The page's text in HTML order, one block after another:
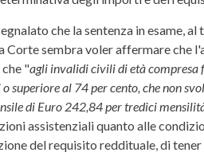
che la sentenza in esame,
Corte sembra voler affermare che
"agli invalidi civili di età compresa
superiore al 74 per cento, che non
di Euro 242,84 per tredici
assistenziali quanto alle
del requisito reddituale, di